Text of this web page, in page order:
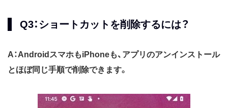
Q3：ショートカットを削除するには？
A：AndroidスマホもiPhoneも、アプリのアンインストール
とほぼ同じ手順で削除できます。